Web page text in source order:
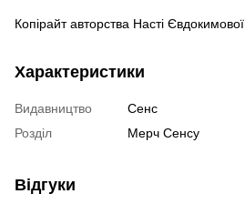
Копірайт авторства Насті Євдокимової.
Характеристики
Видавництво
Сенс
Розділ
Мерч Сенсу
Відгуки